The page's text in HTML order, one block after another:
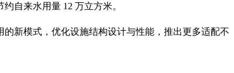
自来水用量 12 万立方米。
新模式，优化设施结构设计与性能，推出更多适配不